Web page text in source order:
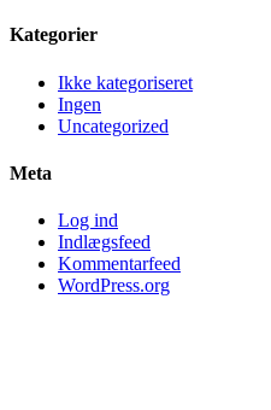
Kategorier
Ikke kategoriseret
Ingen
Uncategorized
Meta
Log ind
Indlægsfeed
Kommentarfeed
WordPress.org